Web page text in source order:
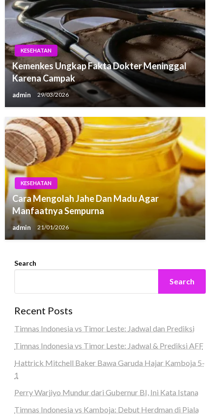
KESEHATAN
Kemenkes Ungkap Fakta Dokter Meninggal
Karena Campak
admin 29/03/2026
KESEHATAN
Cara Mengolah Jahe Dan Madu Agar
Manfaatnya Sempurna
admin 21/01/2026
Search
Search
Recent Posts
Timnas Indonesia vs Timor Leste: Jadwal dan Prediksi
Timnas Indonesia vs Timor Leste: Jadwal & Prediksi AFF
Hattrick Mitchell Baker Bawa Garuda Hajar Kamboja 5-
1
Perry Warjiyo Mundur dari Gubernur BI, Ini Kata Istana
Timnas Indonesia vs Kamboja: Debut Herdman di Piala